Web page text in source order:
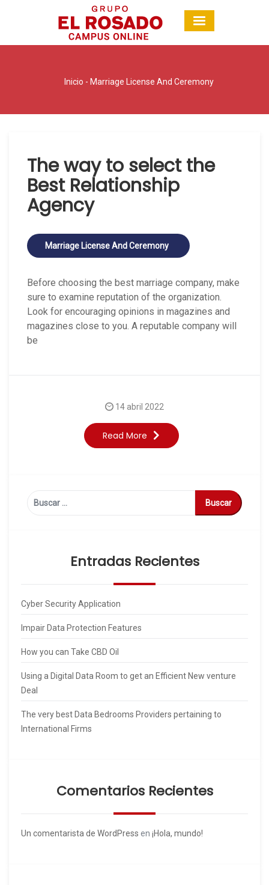
Inicio - Marriage License And Ceremony
The way to select the
Best Relationship
Agency
Marriage License And Ceremony
Before choosing the best marriage company, make
sure to examine reputation of the organization.
Look for encouraging opinions in magazines and
magazines close to you. A reputable company will
be
Read More
14 abril 2022
Buscar:
Entradas Recientes
Cyber Security Application
Impair Data Protection Features
How you can Take CBD Oil
Using a Digital Data Room to get an Efficient New venture
Deal
The very best Data Bedrooms Providers pertaining to
International Firms
Comentarios Recientes
Un comentarista de WordPress en ¡Hola, mundo!